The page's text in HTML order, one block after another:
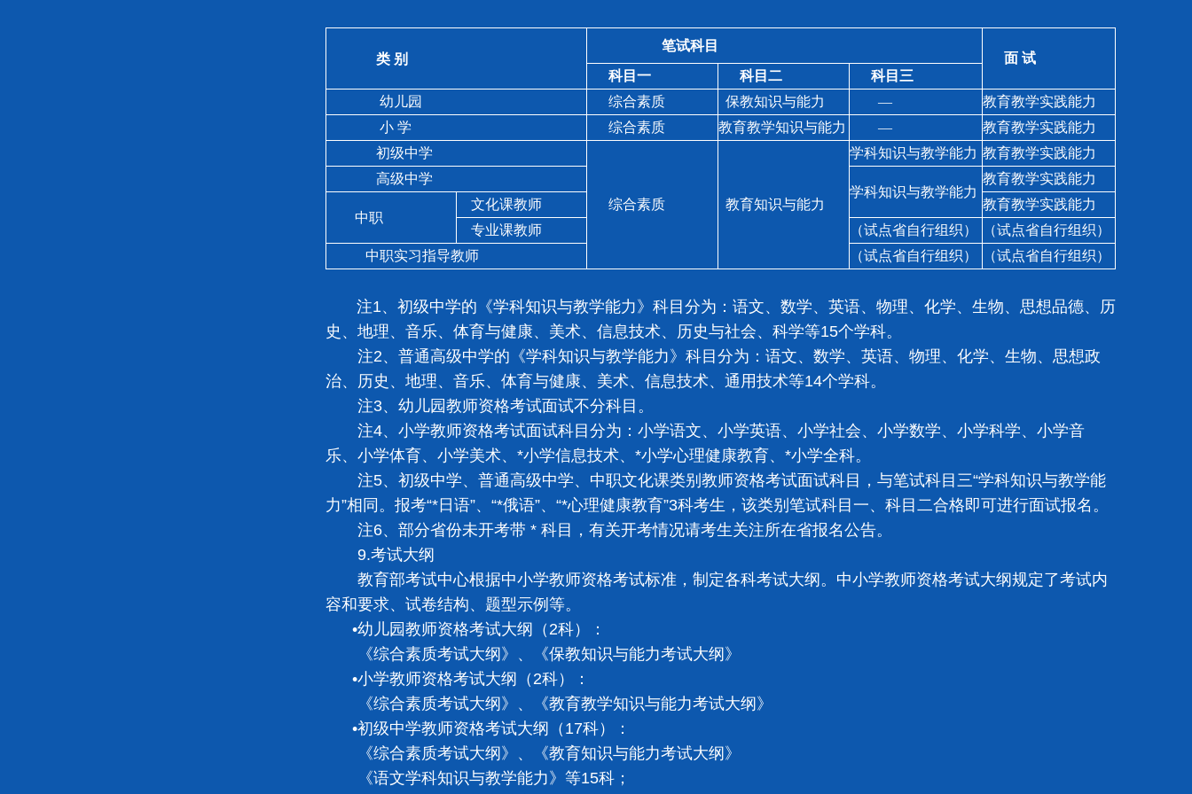
类 别
笔试科目
面 试
科目一
科目二
科目三
幼儿园
综合素质 保教知识与能力 —
教育教学实践能力
小 学
综合素质 教育教学知识与能力 —
教育教学实践能力
初级中学
综合素质 教育知识与能力
学科知识与教学能力 教育教学实践能力
高级中学
学科知识与教学能力
教育教学实践能力
中职
文化课教师
教育教学实践能力
专业课教师
（试点省自行组织）
（试点省自行组织）
中职实习指导教师
（试点省自行组织） （试点省自行组织）
注1、初级中学的《学科知识与教学能力》科目分为：语文、数学、英语、物理、化学、生物、思想品德、历
史、地理、音乐、体育与健康、美术、信息技术、历史与社会、科学等15个学科。
注2、普通高级中学的《学科知识与教学能力》科目分为：语文、数学、英语、物理、化学、生物、思想政
治、历史、地理、音乐、体育与健康、美术、信息技术、通用技术等14个学科。
注3、幼儿园教师资格考试面试不分科目。
注4、小学教师资格考试面试科目分为：小学语文、小学英语、小学社会、小学数学、小学科学、小学音
乐、小学体育、小学美术、*小学信息技术、*小学心理健康教育、*小学全科。
注5、初级中学、普通高级中学、中职文化课类别教师资格考试面试科目，与笔试科目三“学科知识与教学能
力”相同。报考“*日语”、“*俄语”、“*心理健康教育”3科考生，该类别笔试科目一、科目二合格即可进行面试报名。
注6、部分省份未开考带 * 科目，有关开考情况请考生关注所在省报名公告。
9.考试大纲
教育部考试中心根据中小学教师资格考试标准，制定各科考试大纲。中小学教师资格考试大纲规定了考试内
容和要求、试卷结构、题型示例等。
•幼儿园教师资格考试大纲（2科）：
《综合素质考试大纲》、《保教知识与能力考试大纲》
•小学教师资格考试大纲（2科）：
《综合素质考试大纲》、《教育教学知识与能力考试大纲》
•初级中学教师资格考试大纲（17科）：
《综合素质考试大纲》、《教育知识与能力考试大纲》
《语文学科知识与教学能力》等15科；